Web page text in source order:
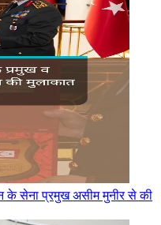
के सेना प्रमुख असीम मुनीर से की